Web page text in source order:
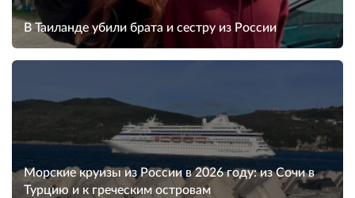
В Таиланде убили брата и сестру из России
Морские круизы из России в 2026 году: из Сочи в
Турцию и к греческим островам